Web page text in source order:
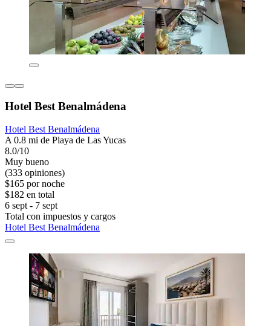
Hotel Best Benalmádena
Hotel Best Benalmádena
A 0.8 mi de Playa de Las Yucas
8.0/10
Muy bueno
(333 opiniones)
$165 por noche
$182 en total
6 sept - 7 sept
Total con impuestos y cargos
Hotel Best Benalmádena